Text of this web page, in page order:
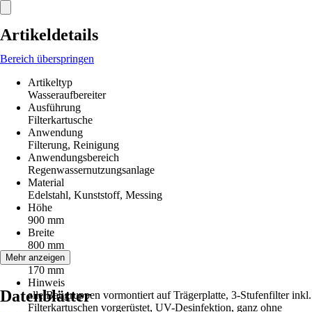
Artikeldetails
Bereich überspringen
Artikeltyp
Wasseraufbereiter
Ausführung
Filterkartusche
Anwendung
Filterung, Reinigung
Anwendungsbereich
Regenwassernutzungsanlage
Material
Edelstahl, Kunststoff, Messing
Höhe
900 mm
Breite
800 mm
Länge
170 mm
Hinweis
alle Baugruppen vormontiert auf Trägerplatte, 3-Stufenfilter inkl.
Filterkartuschen vorgerüstet, UV-Desinfektion, ganz ohne
Mehr anzeigen
Datenblätter